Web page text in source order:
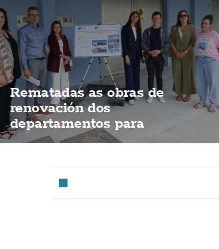
Rematadas as obras de
renovación dos
departamentos para
mariñeiros do porto de